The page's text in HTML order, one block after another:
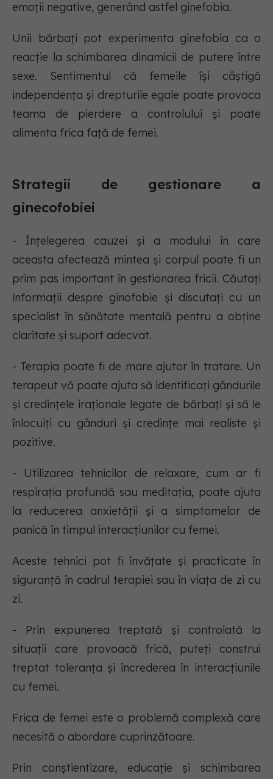
emoții negative, generând astfel ginefobia.
Unii bărbați pot experimenta ginefobia ca o
reacție la schimbarea dinamicii de putere între
sexe. Sentimentul că femeile își câștigă
independența și drepturile egale poate provoca
teama de pierdere a controlului și poate
alimenta frica față de femei.
Strategii de gestionare a
ginecofobiei
- Înțelegerea cauzei și a modului în care
aceasta afectează mintea și corpul poate fi un
prim pas important în gestionarea fricii. Căutați
informații despre ginofobie și discutați cu un
specialist în sănătate mentală pentru a obține
claritate și suport adecvat.
- Terapia poate fi de mare ajutor în tratare. Un
terapeut vă poate ajuta să identificați gândurile
și credințele iraționale legate de bărbați și să le
înlocuiți cu gânduri și credințe mai realiste și
pozitive.
- Utilizarea tehnicilor de relaxare, cum ar fi
respirația profundă sau meditația, poate ajuta
la reducerea anxietății și a simptomelor de
panică în timpul interacțiunilor cu femei.
Aceste tehnici pot fi învățate și practicate în
siguranță în cadrul terapiei sau în viața de zi cu
zi.
- Prin expunerea treptată și controlată la
situații care provoacă frică, puteți construi
treptat toleranța și încrederea în interacțiunile
cu femei.
Frica de femei este o problemă complexă care
necesită o abordare cuprinzătoare.
Prin conștientizare, educație și schimbarea